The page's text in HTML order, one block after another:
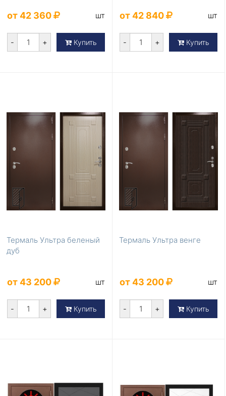
от 42 360 шт
- + Купить
от 42 840 шт
- + Купить
Термаль Ультра беленый
дуб
от 43 200 шт
- + Купить
Термаль Ультра венге
от 43 200 шт
- + Купить